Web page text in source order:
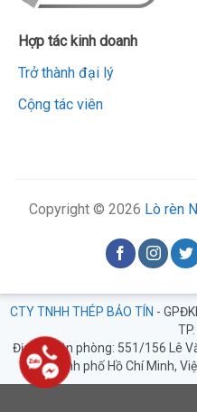
Hợp tác kinh doanh
Trở thành đại lý
Cộng tác viên
Copyright © 2026 Lò rèn
CTY TNHH THÉP BẢO TÍN -
TP.
Địa chỉ văn phòng: 551/156 Lê
Thành phố Hồ Chí Minh,